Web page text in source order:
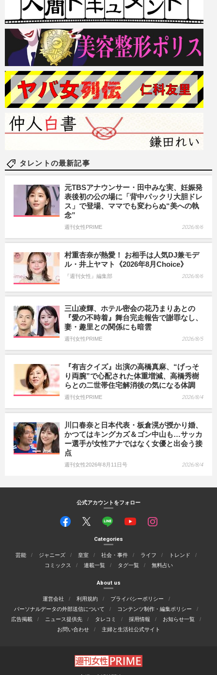
タレントの最新記事
元TBSアナウンサー・田中みな実、妊娠発
表後初の公の場に「背中パックリ大胆ドレ
ス」で登場、ママでも変わらぬ“美への執
念”
週刊女性PRIME 2026/8/6
村重杏奈が熱愛！ お相手は人気DJ兼モデ
ル・井上ヤマト《2026年8月Choice》
『週刊女性』編集部 2026/8/6
三山凌輝、ホテル密会の花乃まりあとの
『愛の不時着』舞台完走報告で謝罪なし、
妻・趣里との関係にも暗雲
週刊女性PRIME 2026/8/5
『有吉クイズ』出演の高橋真麻、“げっそ
り両腕”で心配された体重増減、高橋秀樹
らとの二世帯住宅解消後の気になる体調
週刊女性PRIME 2026/8/4
川口春奈と日本代表・板倉滉が授かり婚、
かつてはキングカズ＆ゴン中山も…サッカ
ー選手が女性アナではなく女優と出会う接
点
週刊女性2026年8月11日号 2026/8/4
公式アカウントをフォロー
Categories
芸能 ジャニーズ 皇室 社会・事件 ライフ
トレンド
コミックス
連載一覧 タグ一覧 無料占い
About us
運営会社 利用規約
プライバシーポリシー
パーソナルデータの外部送信について
コンテンツ制作・編集ポリシー
広告掲載
ニュース提供先 タレコミ 採用情報
お知らせ一覧
お問い合わせ
主婦と生活社公式サイト